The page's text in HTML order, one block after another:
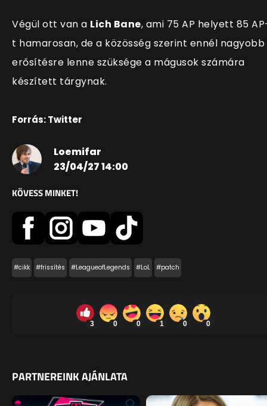
Végül ott van a Lich Bane, ami 75 AP helyett 85
t hamarosan, de a közösség szerint ennél nagyobb
erősítésre lenne szüksége a mágusok számára
készített tárgynak.
Forrás: Twitter
Loemifar
23/04/27 14:00
KÖVESS MINKET!
#cikk #frissítés #LeagueofLegends #LoL #patch
3 0 0 1 0 0
PARTNEREINK AJÁNLATA